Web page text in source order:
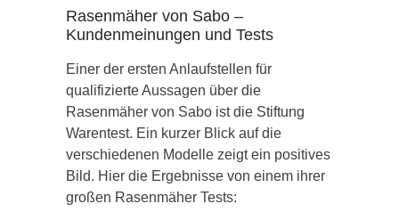
Rasenmäher von Sabo –
Kundenmeinungen und Tests
Einer der ersten Anlaufstellen für
qualifizierte Aussagen über die
Rasenmäher von Sabo ist die Stiftung
Warentest. Ein kurzer Blick auf die
verschiedenen Modelle zeigt ein positives
Bild. Hier die Ergebnisse von einem ihrer
großen Rasenmäher Tests: